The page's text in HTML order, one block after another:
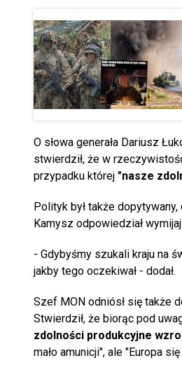
O słowa generała Dariusz
stwierdził, że w
przypadku której "nasze
Polityk był także
Kamysz odpowiedział
- Gdybyśmy szukali kraju na
jakby tego oczekiwał - dodał.
Szef MON odniósł się także
Stwierdził, że biorąc pod
zdolności produkcyjne
mało amunicji", ale "Europa się